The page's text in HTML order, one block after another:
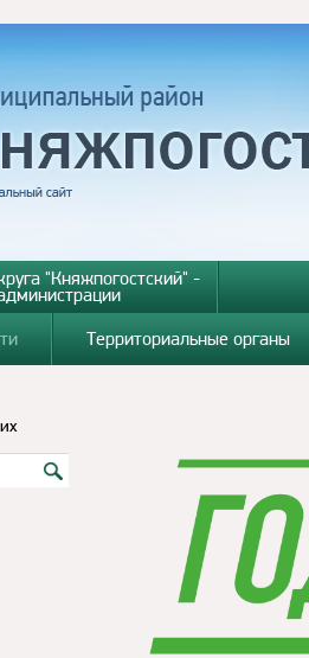
"Княжпогостский" -
Территориальные органы